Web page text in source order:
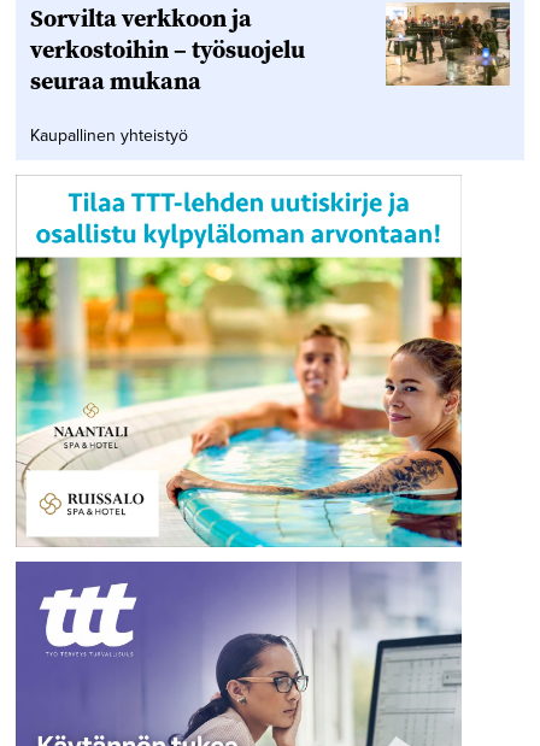
Sorvilta verkkoon ja
verkostoihin – työsuojelu
seuraa mukana
Kaupallinen yhteistyö